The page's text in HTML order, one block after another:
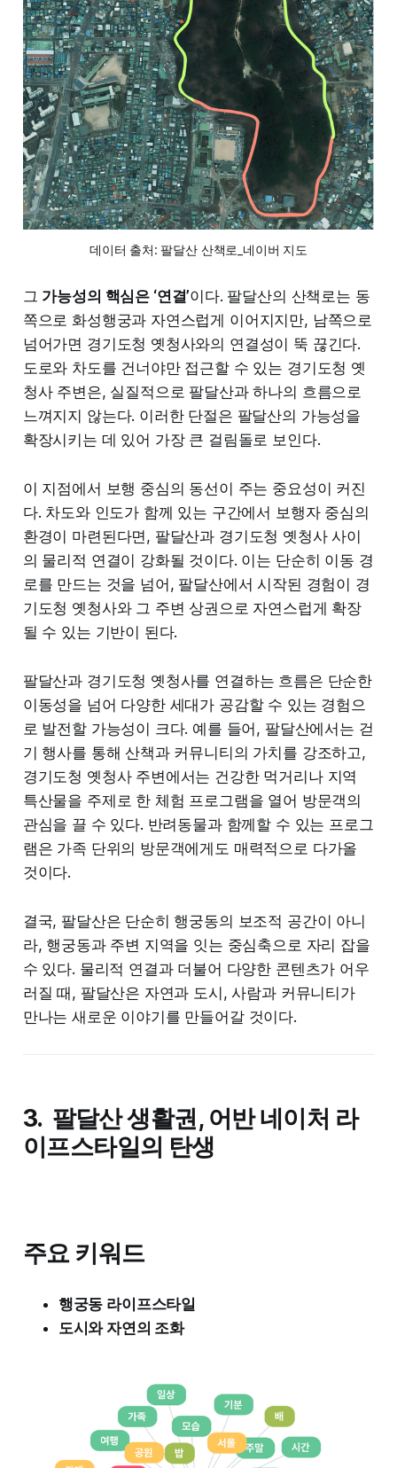
데이터 출처: 팔달산 산책로_네이버 지도
그 가능성의 핵심은 ‘연결’이다. 팔달산의 산책로는 동
쪽으로 화성행궁과 자연스럽게 이어지지만, 남쪽으로
넘어가면 경기도청 옛청사와의 연결성이 뚝 끊긴다.
도로와 차도를 건너야만 접근할 수 있는 경기도청 옛
청사 주변은, 실질적으로 팔달산과 하나의 흐름으로
느껴지지 않는다. 이러한 단절은 팔달산의 가능성을
확장시키는 데 있어 가장 큰 걸림돌로 보인다.
이 지점에서 보행 중심의 동선이 주는 중요성이 커진
다. 차도와 인도가 함께 있는 구간에서 보행자 중심의
환경이 마련된다면, 팔달산과 경기도청 옛청사 사이
의 물리적 연결이 강화될 것이다. 이는 단순히 이동 경
로를 만드는 것을 넘어, 팔달산에서 시작된 경험이 경
기도청 옛청사와 그 주변 상권으로 자연스럽게 확장
될 수 있는 기반이 된다.
팔달산과 경기도청 옛청사를 연결하는 흐름은 단순한
이동성을 넘어 다양한 세대가 공감할 수 있는 경험으
로 발전할 가능성이 크다. 예를 들어, 팔달산에서는 걷
기 행사를 통해 산책과 커뮤니티의 가치를 강조하고,
경기도청 옛청사 주변에서는 건강한 먹거리나 지역
특산물을 주제로 한 체험 프로그램을 열어 방문객의
관심을 끌 수 있다. 반려동물과 함께할 수 있는 프로그
램은 가족 단위의 방문객에게도 매력적으로 다가올
것이다.
결국, 팔달산은 단순히 행궁동의 보조적 공간이 아니
라, 행궁동과 주변 지역을 잇는 중심축으로 자리 잡을
수 있다. 물리적 연결과 더불어 다양한 콘텐츠가 어우
러질 때, 팔달산은 자연과 도시, 사람과 커뮤니티가
만나는 새로운 이야기를 만들어갈 것이다.
3. 팔달산 생활권, 어반 네이처 라
이프스타일의 탄생
주요 키워드
행궁동 라이프스타일
도시와 자연의 조화